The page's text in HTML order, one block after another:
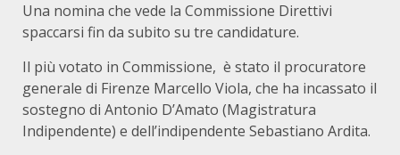
Una nomina che vede la Commissione Direttivi
spaccarsi fin da subito su tre candidature.
Il più votato in Commissione, è stato il procuratore
generale di Firenze Marcello Viola, che ha incassato il
sostegno di Antonio D’Amato (Magistratura
Indipendente) e dell’indipendente Sebastiano Ardita.